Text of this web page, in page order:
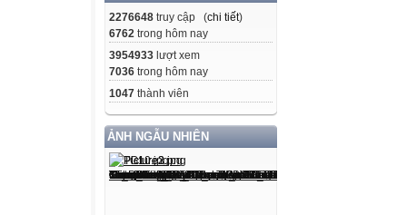
2276648 truy cập (chi tiết)
6762 trong hôm nay
3954933 lượt xem
7036 trong hôm nay
1047 thành viên
ẢNH NGẪU NHIÊN